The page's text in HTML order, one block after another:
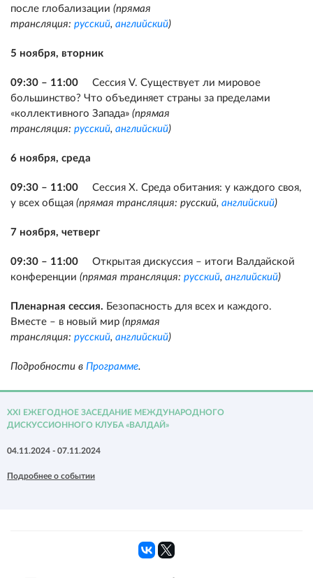
после глобализации (прямая
трансляция: русский, английский)
5 ноября, вторник
09:30 – 11:00 Сессия V. Существует ли мировое
большинство? Что объединяет страны за пределами
«коллективного Запада» (прямая
трансляция: русский, английский)
6 ноября, среда
09:30 – 11:00 Сессия X. Среда обитания: у каждого своя,
у всех общая (прямая трансляция: русский, английский)
7 ноября, четверг
09:30 – 11:00 Открытая дискуссия – итоги Валдайской
конференции (прямая трансляция: русский, английский)
Пленарная сессия. Безопасность для всех и каждого.
Вместе – в новый мир (прямая
трансляция: русский, английский)
Подробности в Программе.
XXI ЕЖЕГОДНОЕ ЗАСЕДАНИЕ МЕЖДУНАРОДНОГО
ДИСКУССИОННОГО КЛУБА «ВАЛДАЙ»
04.11.2024 - 07.11.2024
Подробнее о событии